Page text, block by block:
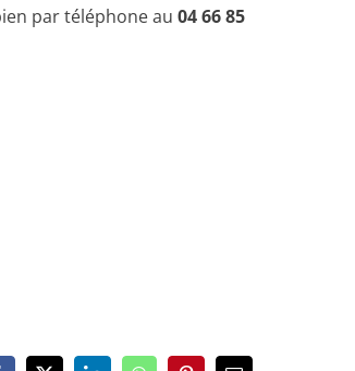
par téléphone au 04 66 85